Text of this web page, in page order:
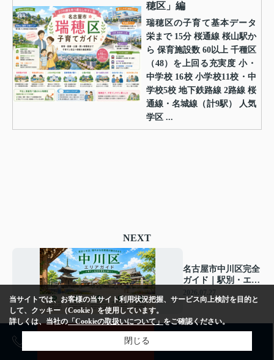
穂区」編
瑞穂区の子育て基本データ
栄まで 15分 桜通線 桜山駅か
ら 保育施設数 60以上 千種区
（48）を上回る充実度 小・
中学校 16校 小学校11校・中
学校5校 地下鉄路線 2路線 桜
通線・名城線（計9駅） 人気
学区 ...
NEXT
名古屋市中川区完全
ガイド｜駅別・エリ
ア別に見る住みやす
さと街の特徴
2026.07.27
”エリアガイド”おすすめ記事
当サイトでは、お客様の当サイト利用状況把握、サービス向上検討を目的と
して、クッキー（Cookie）を使用しています。
詳しくは、当社の「Cookieの取扱いについて」をご確認ください。
閉じる